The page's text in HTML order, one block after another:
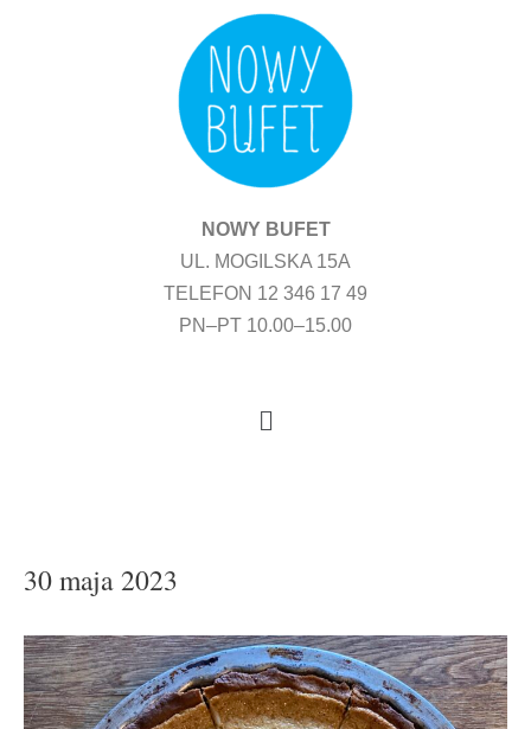
NOWY BUFET
UL. MOGILSKA 15A
TELEFON 12 346 17 49
PN–PT 10.00–15.00
Menu
30 maja 2023